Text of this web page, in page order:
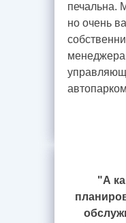
печальна.
но очень
"А